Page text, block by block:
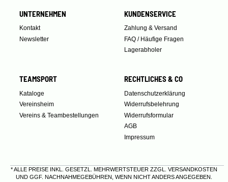
UNTERNEHMEN
Kontakt
Newsletter
KUNDENSERVICE
Zahlung & Versand
FAQ / Häufige Fragen
Lagerabholer
TEAMSPORT
Kataloge
Vereinsheim
Vereins & Teambestellungen
RECHTLICHES & CO
Datenschutzerklärung
Widerrufsbelehrung
Widerrufsformular
AGB
Impressum
* ALLE PREISE INKL. GESETZL. MEHRWERTSTEUER ZZGL. VERSANDKOSTEN
UND GGF. NACHNAHMEGEBÜHREN, WENN NICHT ANDERS ANGEGEBEN.